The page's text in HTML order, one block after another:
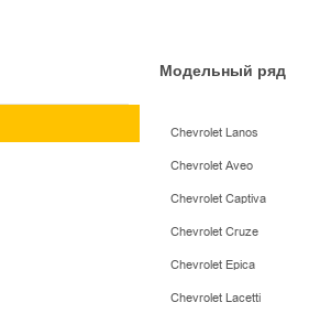
Модельный ряд
Chevrolet Lanos
Chevrolet Aveo
Chevrolet Captiva
Chevrolet Cruze
Chevrolet Epica
Chevrolet Lacetti